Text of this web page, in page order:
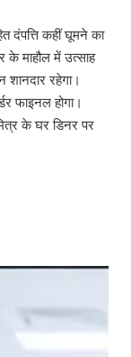
दंपत्ति कहीं घूमने का
के माहौल में उत्साह
रहेगा।
फाइनल होगा।
के घर डिनर पर